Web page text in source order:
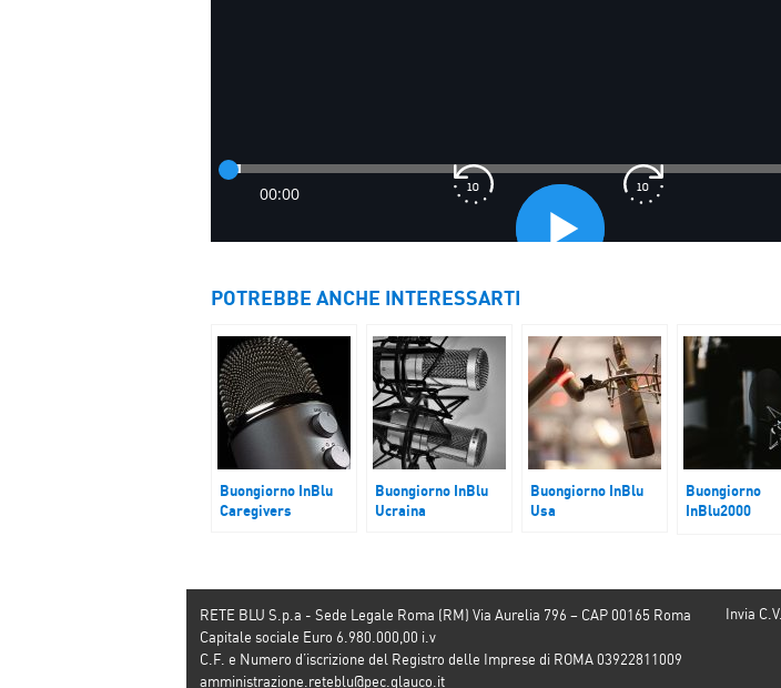
POTREBBE ANCHE INTERESSARTI
Buongiorno InBlu
Caregivers
Buongiorno InBlu
Ucraina
Buongiorno InBlu
Usa
Buongiorno
InBlu2000
Invia C.V.
RETE BLU S.p.a - Sede Legale Roma (RM) Via Aurelia 796 – CAP 00165 Roma
Capitale sociale Euro 6.980.000,00 i.v
C.F. e Numero d’iscrizione del Registro delle Imprese di ROMA 03922811009
amministrazione.reteblu@pec.glauco.it